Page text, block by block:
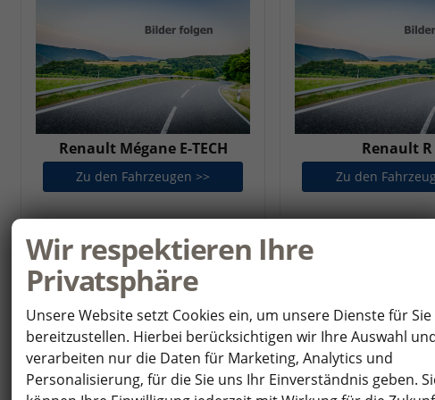
Renault Mégane E-TECH
Zu den Fahrzeugen >> Renault Mégane E-TECH
Renault R
Zu den
Wir respektieren Ihre
Privatsphäre
Unsere Website setzt Cookies ein, um unsere Dienste für Sie
bereitzustellen. Hierbei berücksichtigen wir Ihre Auswahl
verarbeiten nur die Daten für Marketing, Analytics und
Personalisierung, für die Sie uns Ihr Einverständnis geben.